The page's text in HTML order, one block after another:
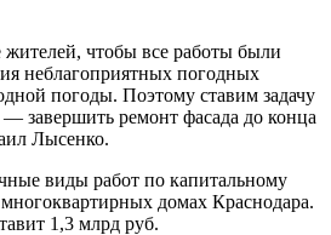
чтобы все работы были
неблагоприятных погодных
погоды. Поэтому ставим задачу
завершить ремонт фасада до конца
Лысенко.
виды работ по капитальному
домах Краснодара.
1,3 млрд руб.